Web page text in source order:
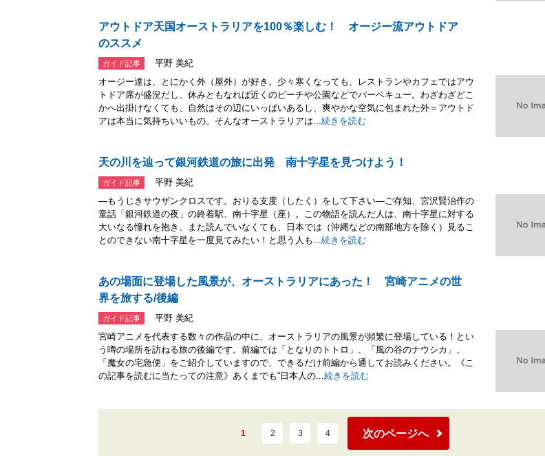
アウトドア天国オーストラリアを100％楽しむ！ オージー流アウトドア
のススメ
ガイド記事
平野 美紀
オージー達は、とにかく外（屋外）が好き。少々寒くなっても、レストランやカフェではアウ
トドア席が盛況だし、休みともなれば近くのビーチや公園などでバーベキュー。わざわざどこ
かへ出掛けなくても、自然はその辺にいっぱいあるし、爽やかな空気に包まれた外＝アウトド
アは本当に気持ちいいもの。そんなオーストラリアは...続きを読む
天の川を辿って銀河鉄道の旅に出発 南十字星を見つけよう！
ガイド記事
平野 美紀
―もうじきサウザンクロスです。おりる支度（したく）をして下さい―ご存知、宮沢賢治作の
童話「銀河鉄道の夜」の終着駅、南十字星（座）。この物語を読んだ人は、南十字星に対する
大いなる憧れを抱き、また読んでいなくても、日本では（沖縄などの南部地方を除く）見るこ
とのできない南十字星を一度見てみたい！と思う人も...続きを読む
あの場面に登場した風景が、オーストラリアにあった！ 宮崎アニメの世
界を旅する/後編
ガイド記事
平野 美紀
宮崎アニメを代表する数々の作品の中に、オーストラリアの風景が頻繁に登場している！とい
う噂の場所を訪ねる旅の後編です。前編では「となりのトトロ」、「風の谷のナウシカ」、
「魔女の宅急便」をご紹介していますので、できるだけ前編から通してお読みください。《こ
の記事を読むに当たっての注意》あくまでも“日本人の...続きを読む
1 2 3 4 次のページへ